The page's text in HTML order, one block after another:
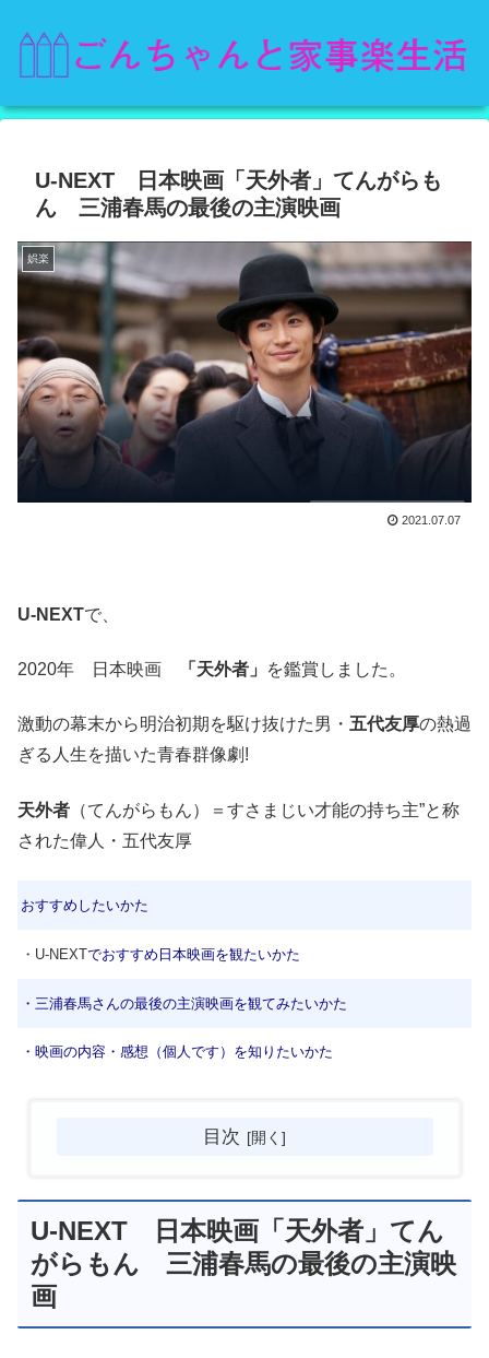
U-NEXT 日本映画「天外者」てんがらも
ん 三浦春馬の最後の主演映画
娯楽
2021.07.07
U-NEXTで、
2020年 日本映画 「天外者 」 を鑑賞しました。
激動の幕末から明治初期を駆け抜けた男・ 五代友厚の熱過
ぎる人生を描いた青春群像劇!
天外者 （てんがらもん）＝すさまじい才能の持ち主”と称
された偉人・五代友厚
おすすめしたいかた
・U-NEXTでおすすめ日本映画を観たいかた
・三浦春馬さんの最後の主演映画を観てみたいかた
・映画の内容・感想（個人です）を知りたいかた
目次
U-NEXT 日本映画「天外者」てん
がらもん 三浦春馬の最後の主演映
画